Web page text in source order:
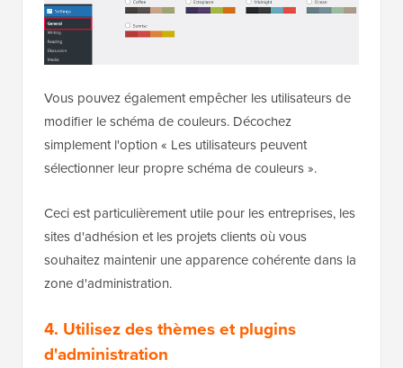
Vous pouvez également empêcher les utilisateurs de
modifier le schéma de couleurs. Décochez
simplement l'option « Les utilisateurs peuvent
sélectionner leur propre schéma de couleurs ».
Ceci est particulièrement utile pour les entreprises, les
sites d'adhésion et les projets clients où vous
souhaitez maintenir une apparence cohérente dans la
zone d'administration.
4. Utilisez des thèmes et plugins
d'administration